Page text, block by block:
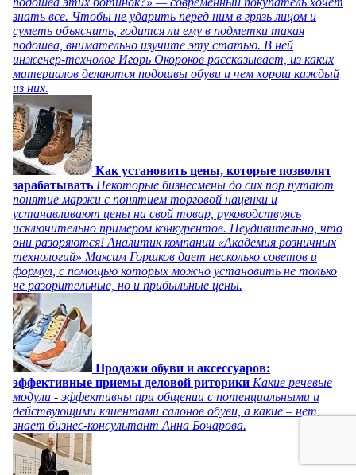
знать все. Чтобы не ударить перед ним в грязь лицом и
суметь объяснить, годится ли ему в подметки такая
подошва, внимательно изучите эту статью. В ней
инженер-технолог Игорь Окороков рассказывает, из каких
материалов делаются подошвы обуви и чем хорош каждый
из них.
Как установить цены, которые позволят
зарабатывать Некоторые бизнесмены до сих пор путают
понятие маржи с понятием торговой наценки и
устанавливают цены на свой товар, руководствуясь
исключительно примером конкурентов. Неудивительно, что
они разоряются! Аналитик компании «Академия розничных
технологий» Максим Горшков дает несколько советов и
формул, с помощью которых можно установить не только
не разорительные, но и прибыльные цены.
Продажи обуви и аксессуаров:
эффективные приемы деловой риторики Какие речевые
модули - эффективны при общении с потенциальными и
действующими клиентами салонов обуви, а какие – нет,
знает бизнес-консультант Анна Бочарова.